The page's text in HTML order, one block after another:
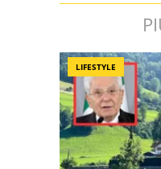
LIFESTYLE